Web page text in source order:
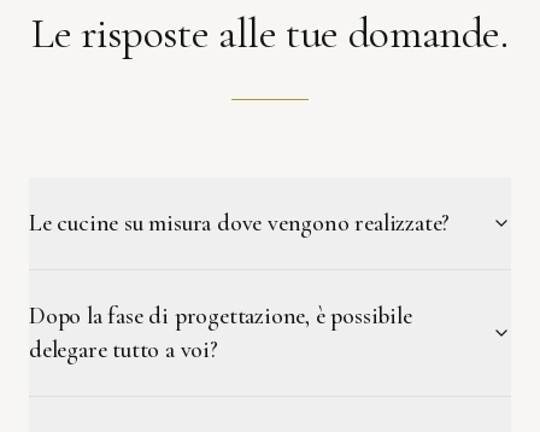
Le risposte alle tue domande.
Le cucine su misura dove vengono realizzate?
Dopo la fase di progettazione, è possibile
delegare tutto a voi?